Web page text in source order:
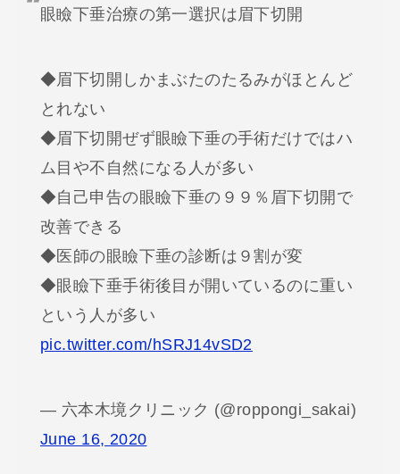
眼瞼下垂治療の第一選択は眉下切開
◆眉下切開しかまぶたのたるみがほとんど
とれない
◆眉下切開ぜず眼瞼下垂の手術だけではハ
ム目や不自然になる人が多い
◆自己申告の眼瞼下垂の９９％眉下切開で
改善できる
◆医師の眼瞼下垂の診断は９割が変
◆眼瞼下垂手術後目が開いているのに重い
という人が多い
pic.twitter.com/hSRJ14vSD2
— 六本木境クリニック (@roppongi_sakai)
June 16, 2020